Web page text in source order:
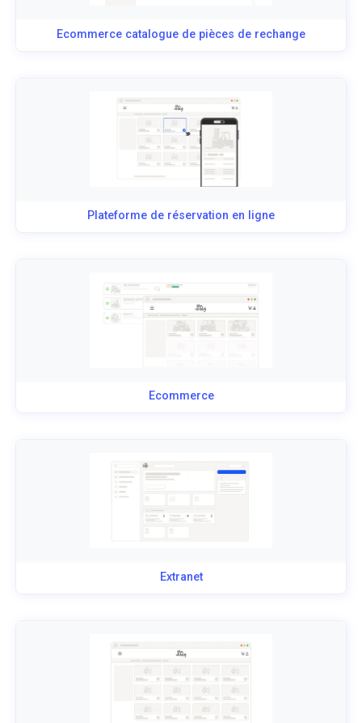
Ecommerce catalogue de pièces de rechange
Plateforme de réservation en ligne
Ecommerce
Extranet